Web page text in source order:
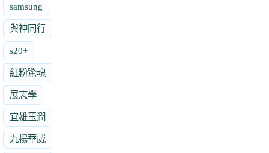
samsung
與神同行
s20+
紅粉驚魂
展志學
宜雄玉潤
九揚華威